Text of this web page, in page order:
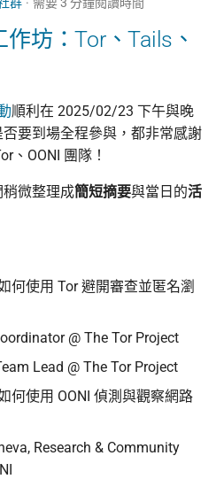
坊：Tor、Tails、
順利在 2025/02/23 下午與晚
要到場全程參與，都非常感謝
、OONI 團隊！
微整理成簡短摘要與當日的活
何使用 Tor 避開審查並匿名瀏
@ The Tor Project
Lead @ The Tor Project
何使用 OONI 偵測與觀察網路
Research & Community